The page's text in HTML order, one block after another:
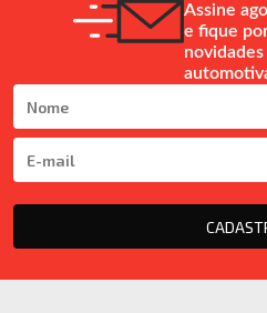
Assine
e fique